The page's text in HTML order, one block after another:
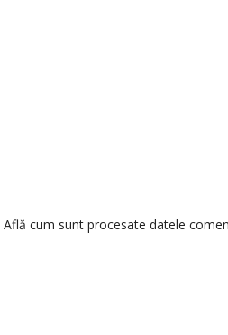
Află cum sunt procesate datele